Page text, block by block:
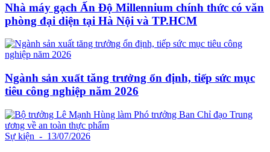
Nhà máy gạch Ấn Độ Millennium chính thức có văn
phòng đại diện tại Hà Nội và TP.HCM
Ngành sản xuất tăng trưởng ổn định, tiếp sức mục
tiêu công nghiệp năm 2026
Sự kiện - 13/07/2026